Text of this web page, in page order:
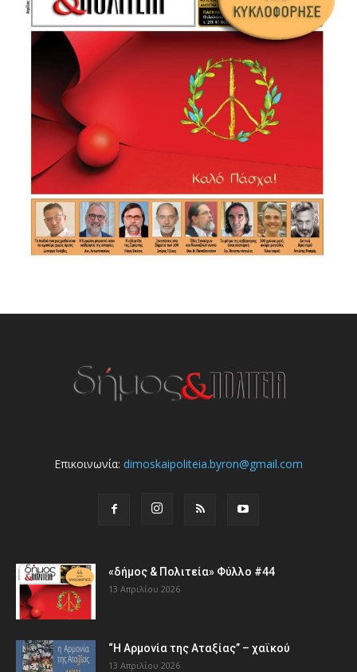
Επικοινωνία: dimoskaipoliteia.byron@gmail.com
«δήμος & Πολιτεία» Φύλλο #44
13 Απριλίου 2026
“Η Αρμονία της Αταξίας” – χαϊκού
13 Απριλίου 2026